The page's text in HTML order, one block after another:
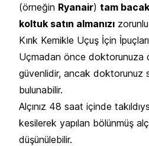
(örneğin Ryanair) tam bacak
koltuk satın almanızı
Kırık Kemikle Uçuş İçin İpuçları
Uçmadan önce doktorunuza
güvenlidir, ancak doktorunuz
bulunabilir.
Alçınız 48 saat içinde
kesilerek yapılan bölünmüş
düşünülebilir.